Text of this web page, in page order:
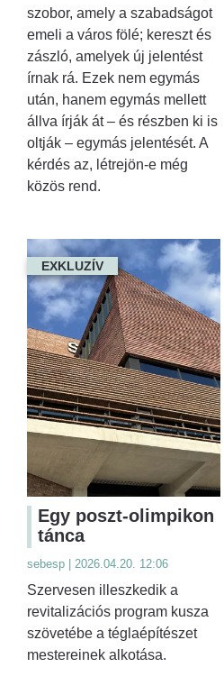
szobor, amely a szabadságot
emeli a város fölé; kereszt és
zászló, amelyek új jelentést
írnak rá. Ezek nem egymás
után, hanem egymás mellett
állva írják át – és részben ki is
oltják – egymás jelentését. A
kérdés az, létrejön-e még
közös rend.
EXKLUZÍV
Egy poszt-olimpikon
tánca
sebesp | 2026.04.20. 12:06
Szervesen illeszkedik a
revitalizációs program kusza
szövetébe a téglaépítészet
mestereinek alkotása.